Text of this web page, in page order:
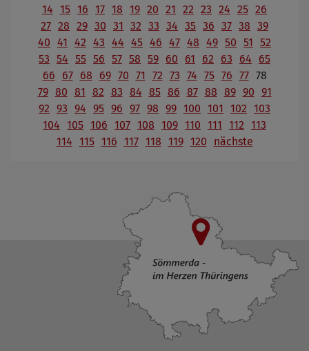
14 15 16 17 18 19 20 21 22 23 24 25 26
27 28 29 30 31 32 33 34 35 36 37 38 39
40 41 42 43 44 45 46 47 48 49 50 51
52
53 54 55 56 57 58 59 60 61 62 63 64
65
66
67 68 69 70 71 72 73 74 75 76 77 78
79 80 81 82 83 84 85 86 87 88 89 90 91
92 93 94 95 96 97 98 99 100 101 102 103
104 105 106 107 108 109 110 111 112 113
114 115 116 117 118 119 120 nächste